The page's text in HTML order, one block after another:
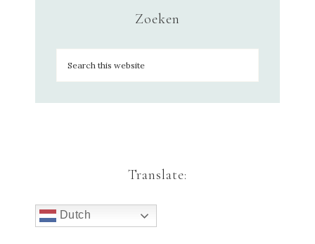
Zoeken
Translate:
Dutch